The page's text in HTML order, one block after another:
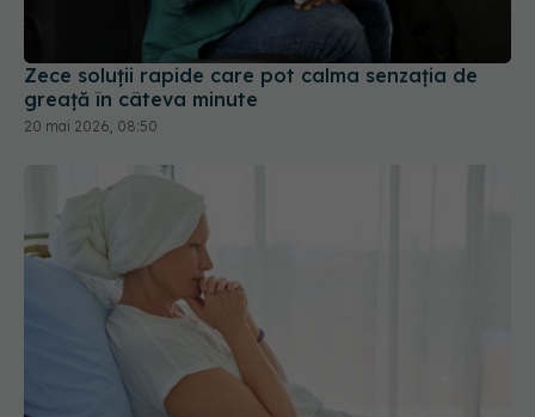
Zece soluții rapide care pot calma senzația de
greață în câteva minute
20 mai 2026, 08:50